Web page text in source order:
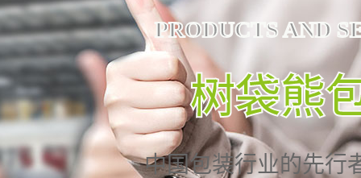
PRODUCTS AND
树袋熊
中国包装行业的先行